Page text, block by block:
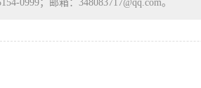
0999；邮箱：348083717@qq.com。